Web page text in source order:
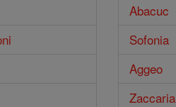
Abacuc
Sofonia
Aggeo
Zaccaria